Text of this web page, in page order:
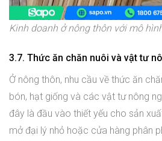
Kinh doanh ở nông thôn với mô
3.7. Thức ăn chăn nuôi và vật tư
Ở nông thôn, nhu cầu về thức ăn
bón, hạt giống và các vật tư nông
đây là đầu vào thiết yếu cho sản
mở đại lý nhỏ hoặc cửa hàng phân